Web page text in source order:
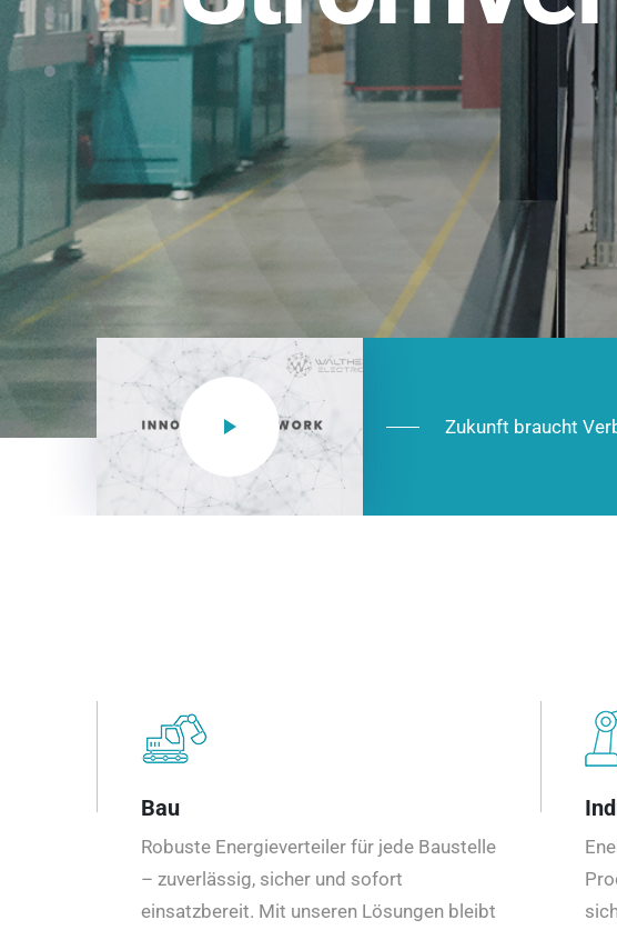
NEO CEE: Energieverteilung mit System. Robust im
effizient in der Installation, zukunftsfähig im Ausbau.
Zukunft braucht
Bau
Robuste Energieverteiler für jede Baustelle
– zuverlässig, sicher und sofort
einsatzbereit. Mit unseren Lösungen bleibt